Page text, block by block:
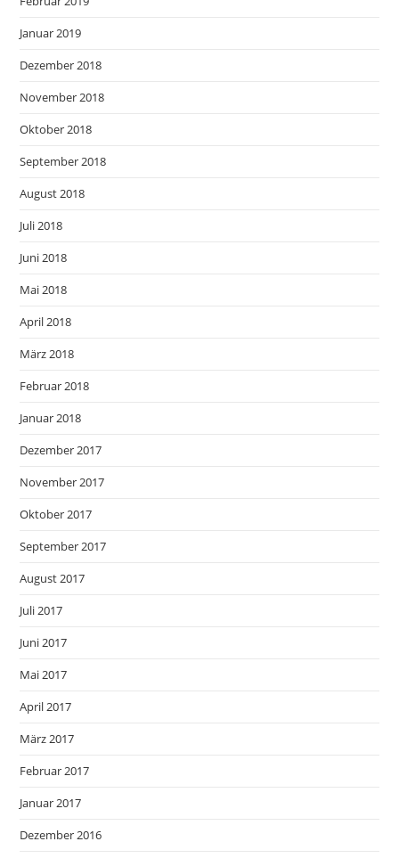
Januar 2019
Dezember 2018
November 2018
Oktober 2018
September 2018
August 2018
Juli 2018
Juni 2018
Mai 2018
April 2018
März 2018
Februar 2018
Januar 2018
Dezember 2017
November 2017
Oktober 2017
September 2017
August 2017
Juli 2017
Juni 2017
Mai 2017
April 2017
März 2017
Februar 2017
Januar 2017
Dezember 2016